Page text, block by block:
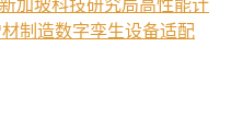
加坡科技研究局高性能计
制造数字孪生设备适配